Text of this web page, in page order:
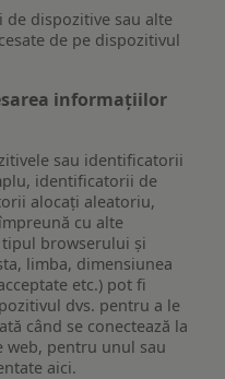
dispozitive sau alte
de pe dispozitivul
informațiilor
sau identificatorii
identificatorii de
alocați aleatoriu,
cu alte
browserului și
limba, dimensiunea
etc.) pot fi
dvs. pentru a le
când se conectează la
web, pentru unul sau
aici.